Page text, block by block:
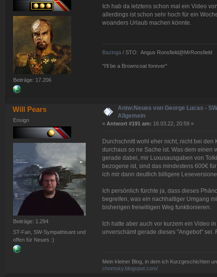
Beiträge: 17.206
Ich hab da letztens schon mal ein Video
allerdings ist schon sehr hoch für ein
woanders Urlaub machen könnte.
Bazinga/ STO: Angus Ronsfield@MrRonsfield
"I'll be a Browncoat forever"
Will Pears
Ensign
Beiträge: 1.294
ST-Fan, SW-Sympathisant und
offen für Neues :)
Antw:Neues von George Lucas -
Allgemein
« Antwort #191 am: 16.03.22, 20:59 »
Durchschnitt wohl eher nicht, nicht bei den
durchaus so ne Sache ist. Was dem einen
gerade dabei, mir Luxusausgaben von
bezogene ist, sind das mindestens 600€
ich mir dann deutlich billigere
Ich persönlich fürchte ja, dass dieses
begreifen, was ein nachhaltiger Umgang
bisherigen freiwilligen Weg funktionieren.
Ich hatte aber auch vor kurzem ein Video
unverschämt gerade dieses "Angebot" sei.
Mein kleiner Blog, in dem ich Kurzgeschichten
chomsky.blogspot.com/